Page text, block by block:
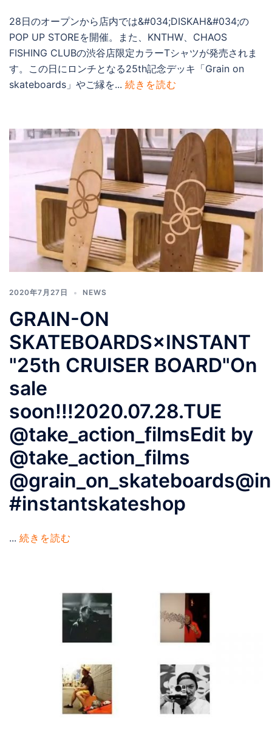
28日のオープンから店内では&#034;DISKAH&#034;の
POP UP STOREを開催。また、KNTHW、CHAOS
FISHING CLUBの渋谷店限定カラーTシャツが発売されま
す。この日にロンチとなる25th記念デッキ「Grain on
skateboards」やご縁を... 続きを読む
2020年7月27日 NEWS
GRAIN-ON
SKATEBOARDS×INSTANT
"25th CRUISER BOARD"On
sale
soon!!!2020.07.28.TUE
@take_action_filmsEdit by
@take_action_films
#instantskateshop
... 続きを読む